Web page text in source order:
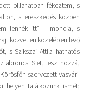
pillanatban fékeztem, s
s ereszkedés közben
lennék itt” – mondja, s
közvetlen közelében levő
s Szikszai Attila hathatós
abroncs. Siet, teszi hozzá,
szervezett Vasvári-
helyen találkozunk ismét;